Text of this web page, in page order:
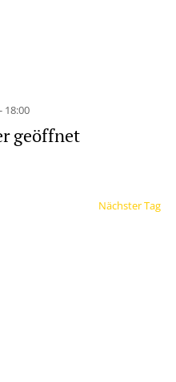
18:00
geöffnet
Nächster Tag